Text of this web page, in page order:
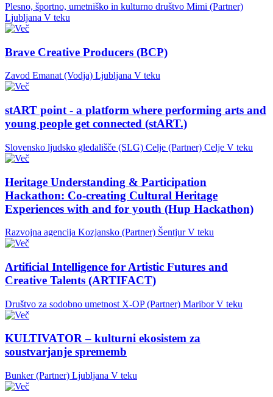
Plesno, športno, umetniško in kulturno društvo Mimi (Partner)
Ljubljana V teku
Brave Creative Producers (BCP)
Zavod Emanat (Vodja) Ljubljana V teku
stART point - a platform where performing arts and
young people get connected (stART.)
Slovensko ljudsko gledališče (SLG) Celje (Partner) Celje V teku
Heritage Understanding & Participation
Hackathon: Co-creating Cultural Heritage
Experiences with and for youth (Hup Hackathon)
Razvojna agencija Kozjansko (Partner) Šentjur V teku
Artificial Intelligence for Artistic Futures and
Creative Talents (ARTIFACT)
Društvo za sodobno umetnost X-OP (Partner) Maribor V teku
KULTIVATOR – kulturni ekosistem za
soustvarjanje sprememb
Bunker (Partner) Ljubljana V teku